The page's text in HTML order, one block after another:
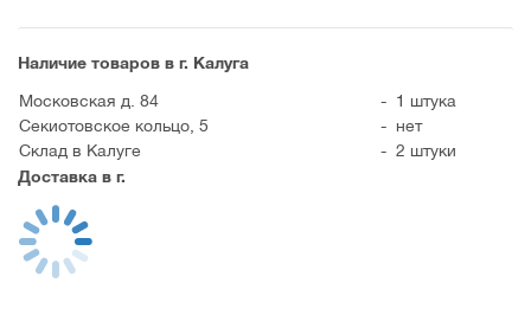
Наличие товаров в г. Калуга
Московская д. 84
- 1 штука
Секиотовское кольцо, 5
- нет
Склад в Калуге
- 2 штуки
Доставка в г.